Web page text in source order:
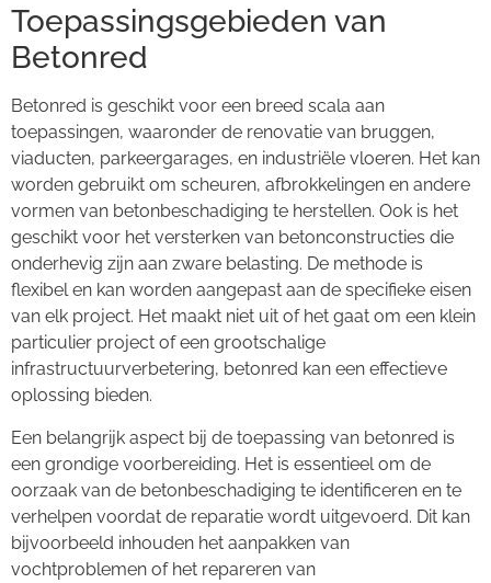
Toepassingsgebieden van
Betonred
Betonred is geschikt voor een breed scala aan
toepassingen, waaronder de renovatie van bruggen,
viaducten, parkeergarages, en industriële vloeren. Het kan
worden gebruikt om scheuren, afbrokkelingen en andere
vormen van betonbeschadiging te herstellen. Ook is het
geschikt voor het versterken van betonconstructies die
onderhevig zijn aan zware belasting. De methode is
flexibel en kan worden aangepast aan de specifieke eisen
van elk project. Het maakt niet uit of het gaat om een klein
particulier project of een grootschalige
infrastructuurverbetering, betonred kan een effectieve
oplossing bieden.
Een belangrijk aspect bij de toepassing van betonred is
een grondige voorbereiding. Het is essentieel om de
oorzaak van de betonbeschadiging te identificeren en te
verhelpen voordat de reparatie wordt uitgevoerd. Dit kan
bijvoorbeeld inhouden het aanpakken van
vochtproblemen of het repareren van